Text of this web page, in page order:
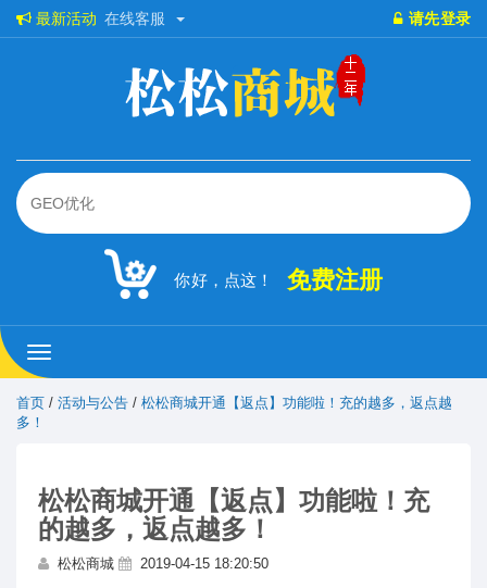
请先登录
最新活动 在线客服
你好，点这！ 免费注册
松
松
城
首页 / 活动与公告 / 松松商城开通【返点】功能啦！充的越多，返点越
多！
松松商城开通【返点】功能啦！充
的越多，返点越多！
松松商城 2019-04-15 18:20:50